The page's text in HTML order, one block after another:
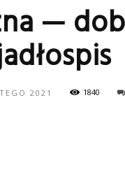
—
2021 1840